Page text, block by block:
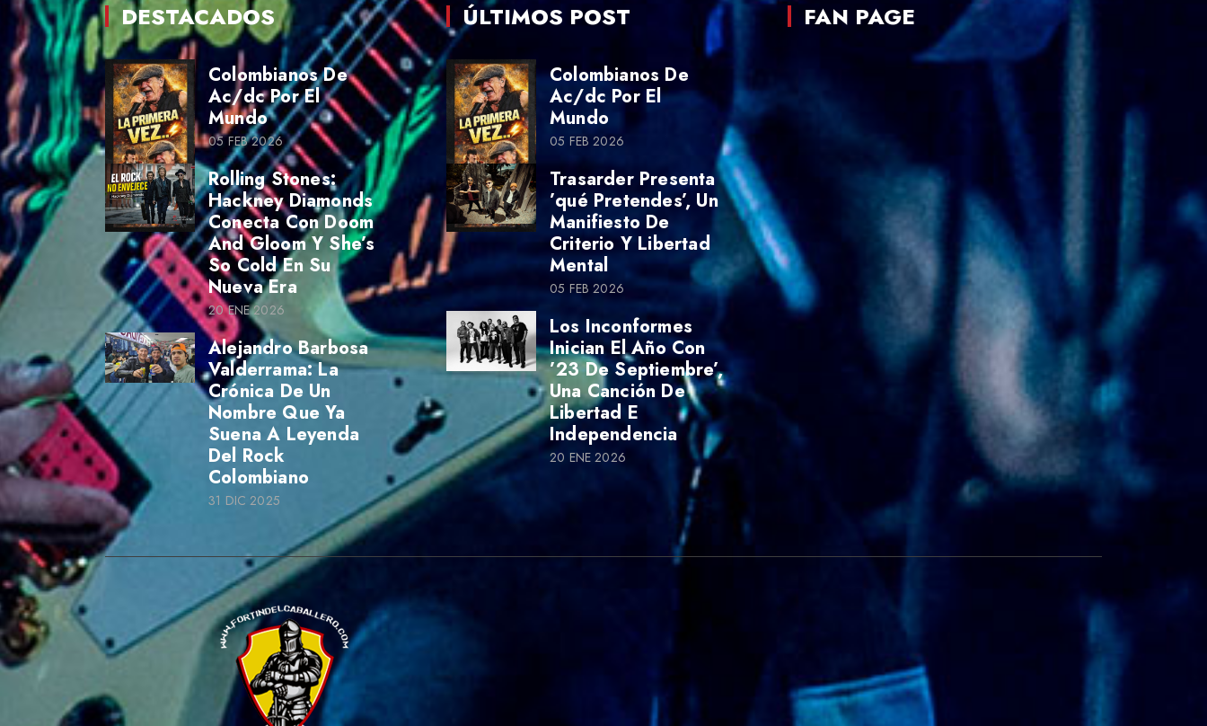
DESTACADOS
Colombianos De
Ac/dc Por El
Mundo
05 FEB 2026
Rolling Stones:
Hackney Diamonds
Conecta Con Doom
And Gloom Y She’s
So Cold En Su
Nueva Era
20 ENE 2026
Alejandro Barbosa
Valderrama: La
Crónica De Un
Nombre Que Ya
Suena A Leyenda
Del Rock
Colombiano
31 DIC 2025
ÚLTIMOS POST
Colombianos De
Ac/dc Por El
Mundo
05 FEB 2026
Trasarder Presenta
’qué Pretendes’, Un
Manifiesto De
Criterio Y Libertad
Mental
05 FEB 2026
Los Inconformes
Inician El Año Con
’23 De Septiembre’,
Una Canción De
Libertad E
Independencia
20 ENE 2026
FAN PAGE